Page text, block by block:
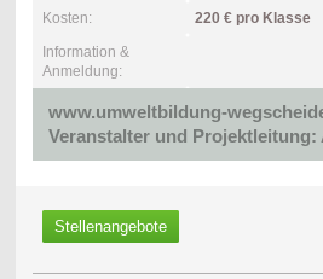
Kosten:
220 € pro Klasse
Information &
Anmeldung:
www.umweltbildung-
Veranstalter und Projektleitung:
Stellenangebote